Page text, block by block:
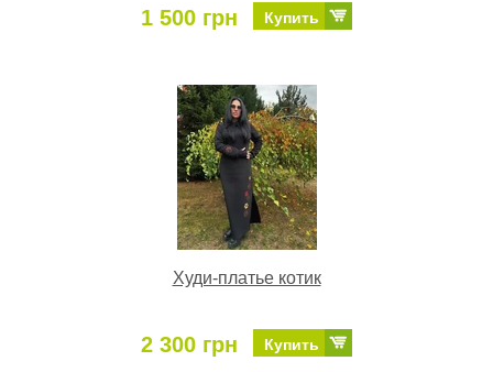
1 500 грн Купить
Худи-платье котик
2 300 грн Купить